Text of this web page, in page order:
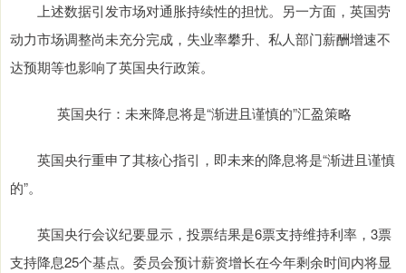
上述数据引发市场对通胀持续性的担忧。另一方面，英国劳
动力市场调整尚未充分完成，失业率攀升、私人部门薪酬增速不
达预期等也影响了英国央行政策。
英国央行：未来降息将是“渐进且谨慎的”汇盈策略
英国央行重申了其核心指引，即未来的降息将是“渐进且谨慎
的”。
英国央行会议纪要显示，投票结果是6票支持维持利率，3票
支持降息25个基点。委员会预计薪资增长在今年剩余时间内将显